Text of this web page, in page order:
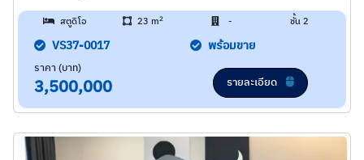
สตูดิโอ 23 m2 - ชั้น 2
VS37-0017 พร้อมขาย
ราคา (บาท)
3,500,000 รายละเอียด